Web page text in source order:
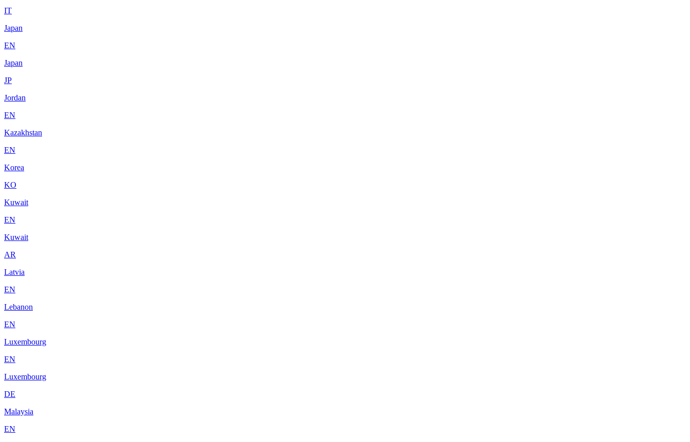
IT
Japan
EN
Japan
JP
Jordan
EN
Kazakhstan
EN
Korea
KO
Kuwait
EN
Kuwait
AR
Latvia
EN
Lebanon
EN
Luxembourg
EN
Luxembourg
DE
Malaysia
EN